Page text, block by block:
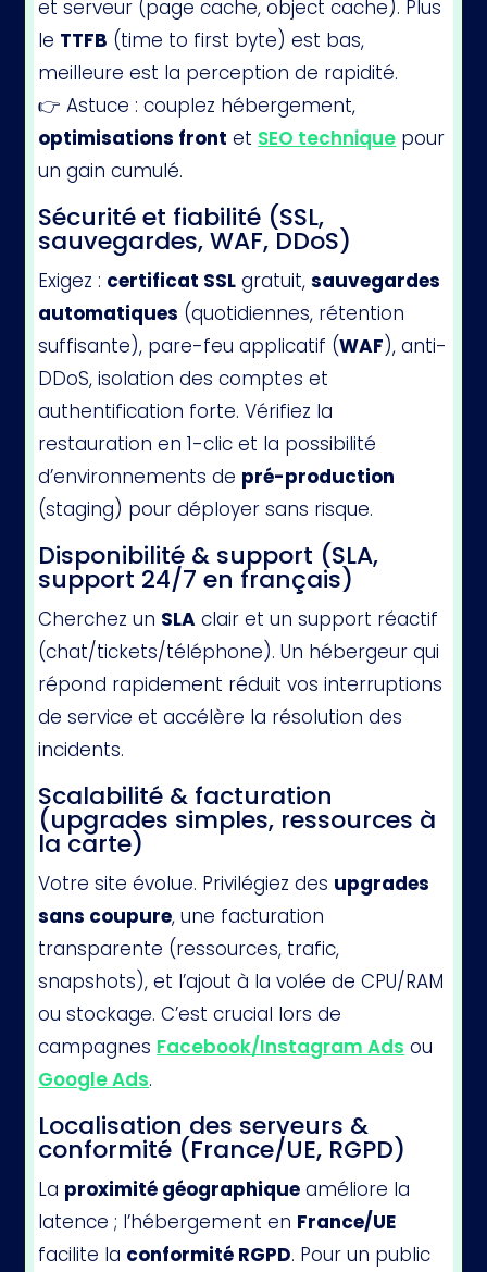
et serveur (page cache, object cache). Plus
le TTFB (time to first byte) est bas,
meilleure est la perception de rapidité.
👉 Astuce : couplez hébergement,
optimisations front et SEO technique pour
un gain cumulé.
Sécurité et fiabilité (SSL,
sauvegardes, WAF, DDoS)
Exigez : certificat SSL gratuit,sauvegardes
automatiques (quotidiennes, rétention
suffisante), pare-feu applicatif (WAF), anti-
DDoS, isolation des comptes et
authentification forte. Vérifiez la
restauration en 1-clic et la possibilité
d’environnements de pré-production
(staging) pour déployer sans risque.
Disponibilité & support (SLA,
support 24/7 en français)
Cherchez un SLA clair et un support réactif
(chat/tickets/téléphone). Un hébergeur qui
répond rapidement réduit vos interruptions
de service et accélère la résolution des
incidents.
Scalabilité & facturation
(upgrades simples, ressources à
la carte)
Votre site évolue. Privilégiez des upgrades
sans coupure, une facturation
transparente (ressources, trafic,
snapshots), et l’ajout à la volée de CPU/RAM
ou stockage. C’est crucial lors de
campagnes Facebook/Instagram Ads ou
Google Ads.
Localisation des serveurs &
conformité (France/UE, RGPD)
La proximité géographique améliore la
latence ; l’hébergement en France/UE
facilite la conformité RGPD. Pour un public